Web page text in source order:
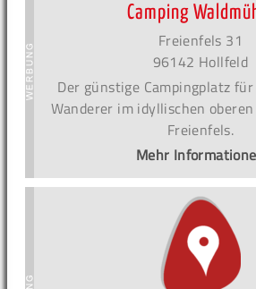
Camping
Freienfels 31
96142 Hollfeld
Der günstige Campingplatz
Wanderer im idyllischen
Freienfels.
Mehr